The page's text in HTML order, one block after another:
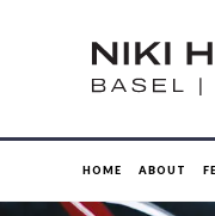
HOME ABOUT